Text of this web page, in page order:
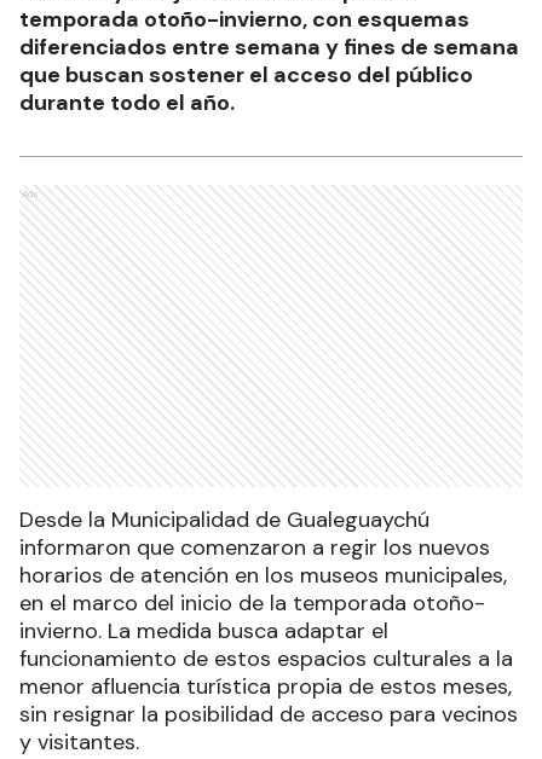
temporada otoño-invierno, con esquemas
diferenciados entre semana y fines de semana
que buscan sostener el acceso del público
durante todo el año.
Ads
Desde la Municipalidad de Gualeguaychú
informaron que comenzaron a regir los nuevos
horarios de atención en los museos municipales,
en el marco del inicio de la temporada otoño-
invierno. La medida busca adaptar el
funcionamiento de estos espacios culturales a la
menor afluencia turística propia de estos meses,
sin resignar la posibilidad de acceso para vecinos
y visitantes.